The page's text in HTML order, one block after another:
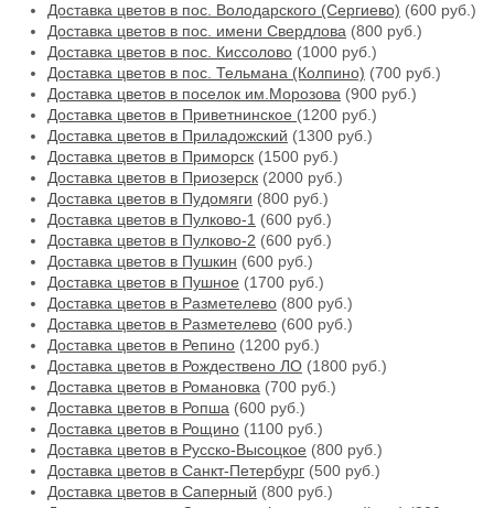
Доставка цветов в пос. Володарского (Сергиево) (600 руб.)
Доставка цветов в пос. имени Свердлова (800 руб.)
Доставка цветов в пос. Киссолово (1000 руб.)
Доставка цветов в пос. Тельмана (Колпино) (700 руб.)
Доставка цветов в поселок им.Морозова (900 руб.)
Доставка цветов в Приветнинское (1200 руб.)
Доставка цветов в Приладожский (1300 руб.)
Доставка цветов в Приморск (1500 руб.)
Доставка цветов в Приозерск (2000 руб.)
Доставка цветов в Пудомяги (800 руб.)
Доставка цветов в Пулково-1 (600 руб.)
Доставка цветов в Пулково-2 (600 руб.)
Доставка цветов в Пушкин (600 руб.)
Доставка цветов в Пушное (1700 руб.)
Доставка цветов в Разметелево (800 руб.)
Доставка цветов в Разметелево (600 руб.)
Доставка цветов в Репино (1200 руб.)
Доставка цветов в Рождествено ЛО (1800 руб.)
Доставка цветов в Романовка (700 руб.)
Доставка цветов в Ропша (600 руб.)
Доставка цветов в Рощино (1100 руб.)
Доставка цветов в Русско-Высоцкое (800 руб.)
Доставка цветов в Санкт-Петербург (500 руб.)
Доставка цветов в Саперный (800 руб.)